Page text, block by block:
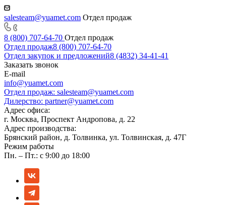
salesteam@yuamet.com Отдел продаж
8 (800) 707-64-70 Отдел продаж
Отдел продаж8 (800) 707-64-70
Отдел закупок и предложений8 (4832) 34-41-41
Заказать звонок
E-mail
info@yuamet.com
Отдел продаж: salesteam@yuamet.com
Дилерство: partner@yuamet.com
Адрес офиса:
г. Москва, Проспект Андропова, д. 22
Адрес производства:
Брянский район, д. Толвинка, ул. Толвинская, д. 47Г
Режим работы
Пн. – Пт.: с 9:00 до 18:00